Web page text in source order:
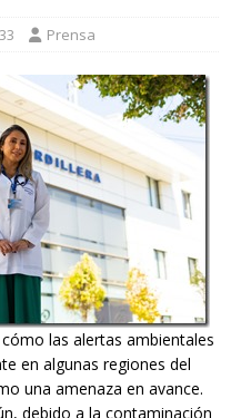
Prensa
las alertas ambientales
en algunas regiones del
una amenaza en avance.
debido a la contaminación